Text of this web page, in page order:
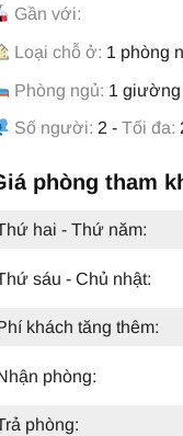
Gần với:
Loại chỗ ở: 1 phòng
Phòng ngủ: 1 giường
Số người: 2 - Tối đa:
phòng tham
hai - Thứ năm:
sáu - Chủ nhật:
khách tăng thêm:
phòng:
phòng: